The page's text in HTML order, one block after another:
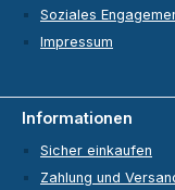
Soziales
Impressum
Informationen
Sicher einkaufen
Zahlung und